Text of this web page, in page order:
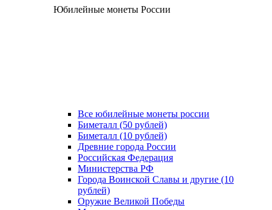
Юбилейные монеты России
Все юбилейные монеты россии
Биметалл (50 рублей)
Биметалл (10 рублей)
Древние города России
Российская Федерация
Министерства РФ
Города Воинской Славы и другие (10
рублей)
Оружие Великой Победы